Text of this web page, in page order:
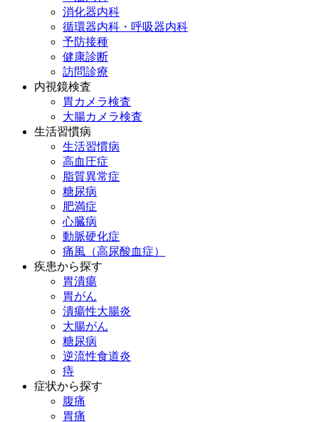
消化器内科
循環器内科・呼吸器内科
予防接種
健康診断
訪問診療
内視鏡検査
胃カメラ検査
大腸カメラ検査
生活習慣病
生活習慣病
高血圧症
脂質異常症
糖尿病
肥満症
心臓病
動脈硬化症
痛風（高尿酸血症）
疾患から探す
胃潰瘍
胃がん
潰瘍性大腸炎
大腸がん
糖尿病
逆流性食道炎
痔
症状から探す
腹痛
胃痛